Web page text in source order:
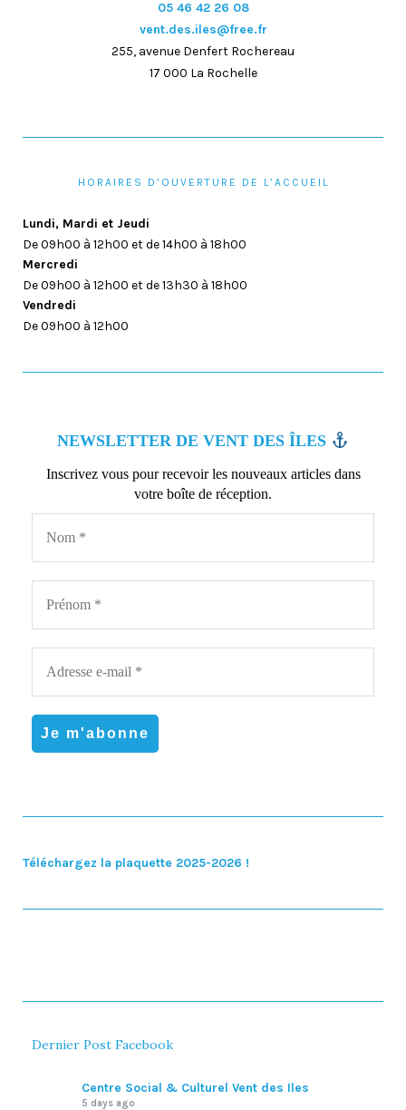
05 46 42 26 08
vent.des.iles@free.fr
255, avenue Denfert Rochereau
17 000 La Rochelle
HORAIRES D’OUVERTURE DE L’ACCUEIL
Lundi, Mardi et Jeudi
De 09h00 à 12h00 et de 14h00 à 18h00
Mercredi
De 09h00 à 12h00 et de 13h30 à 18h00
Vendredi
De 09h00 à 12h00
NEWSLETTER DE VENT DES ÎLES
Inscrivez vous pour recevoir les nouveaux articles dans
votre boîte de réception.
Téléchargez la plaquette 2025-2026 !
Dernier Post Facebook
Centre Social & Culturel Vent des Iles
5 days ago